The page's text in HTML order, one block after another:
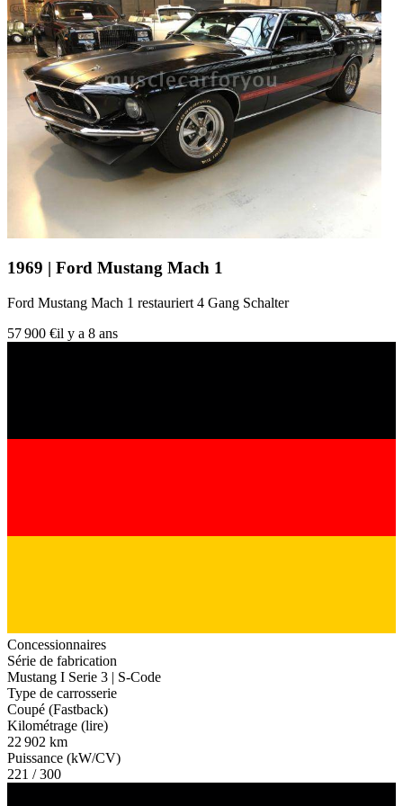
1969 | Ford Mustang Mach 1
Ford Mustang Mach 1 restauriert 4 Gang Schalter
57 900 €il y a 8 ans
Concessionnaires
Série de fabrication
Mustang I Serie 3 | S-Code
Type de carrosserie
Coupé (Fastback)
Kilométrage (lire)
22 902 km
Puissance (kW/CV)
221 / 300